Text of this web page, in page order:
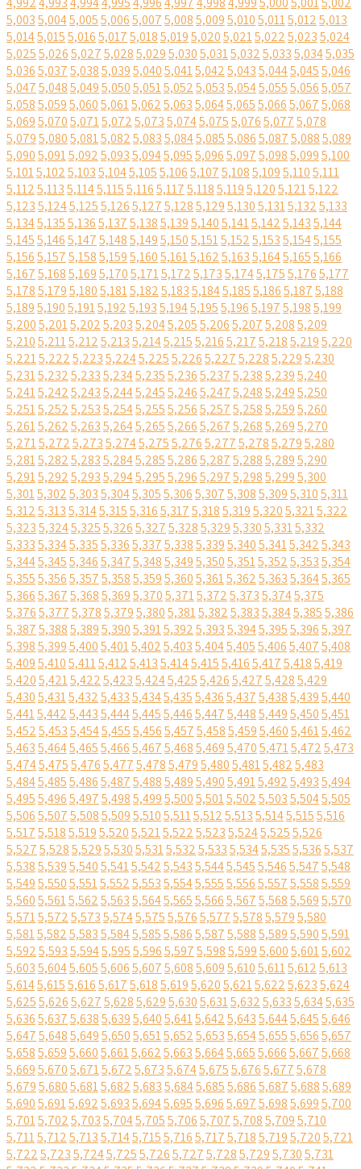
5,0035,0045,0055,0065,0075,0085,0095,0105,0115,0125,013
5,0145,0155,0165,0175,0185,0195,0205,0215,0225,0235,024
5,0255,0265,0275,0285,0295,0305,0315,0325,0335,0345,035
5,0365,0375,0385,0395,0405,0415,0425,0435,0445,0455,046
5,0475,0485,0495,0505,0515,0525,0535,0545,0555,0565,057
5,0585,0595,0605,0615,0625,0635,0645,0655,0665,0675,068
5,0695,0705,0715,0725,0735,0745,0755,0765,0775,078
5,0795,0805,0815,0825,0835,0845,0855,0865,0875,0885,089
5,0905,0915,0925,0935,0945,0955,0965,0975,0985,0995,100
5,1015,1025,1035,1045,1055,1065,1075,1085,1095,1105,111
5,1125,1135,1145,1155,1165,1175,1185,1195,1205,1215,122
5,1235,1245,1255,1265,1275,1285,1295,1305,1315,1325,133
5,1345,1355,1365,1375,1385,1395,1405,1415,1425,1435,144
5,1455,1465,1475,1485,1495,1505,1515,1525,1535,1545,155
5,1565,1575,1585,1595,1605,1615,1625,1635,1645,1655,166
5,1675,1685,1695,1705,1715,1725,1735,1745,1755,1765,177
5,1785,1795,1805,1815,1825,1835,1845,1855,1865,1875,188
5,1895,1905,1915,1925,1935,1945,1955,1965,1975,1985,199
5,2005,2015,2025,2035,2045,2055,2065,2075,2085,209
5,2105,2115,2125,2135,2145,2155,2165,2175,2185,2195,220
5,2215,2225,2235,2245,2255,2265,2275,2285,2295,230
5,2315,2325,2335,2345,2355,2365,2375,2385,2395,240
5,2415,2425,2435,2445,2455,2465,2475,2485,2495,250
5,2515,2525,2535,2545,2555,2565,2575,2585,2595,260
5,2615,2625,2635,2645,2655,2665,2675,2685,2695,270
5,2715,2725,2735,2745,2755,2765,2775,2785,2795,280
5,2815,2825,2835,2845,2855,2865,2875,2885,2895,290
5,2915,2925,2935,2945,2955,2965,2975,2985,2995,300
5,3015,3025,3035,3045,3055,3065,3075,3085,3095,3105,311
5,3125,3135,3145,3155,3165,3175,3185,3195,3205,3215,322
5,3235,3245,3255,3265,3275,3285,3295,3305,3315,332
5,3335,3345,3355,3365,3375,3385,3395,3405,3415,3425,343
5,3445,3455,3465,3475,3485,3495,3505,3515,3525,3535,354
5,3555,3565,3575,3585,3595,3605,3615,3625,3635,3645,365
5,3665,3675,3685,3695,3705,3715,3725,3735,3745,375
5,3765,3775,3785,3795,3805,3815,3825,3835,3845,3855,386
5,3875,3885,3895,3905,3915,3925,3935,3945,3955,3965,397
5,3985,3995,4005,4015,4025,4035,4045,4055,4065,4075,408
5,4095,4105,4115,4125,4135,4145,4155,4165,4175,4185,419
5,4205,4215,4225,4235,4245,4255,4265,4275,4285,429
5,4305,4315,4325,4335,4345,4355,4365,4375,4385,4395,440
5,4415,4425,4435,4445,4455,4465,4475,4485,4495,4505,451
5,4525,4535,4545,4555,4565,4575,4585,4595,4605,4615,462
5,4635,4645,4655,4665,4675,4685,4695,4705,4715,4725,473
5,4745,4755,4765,4775,4785,4795,4805,4815,4825,483
5,4845,4855,4865,4875,4885,4895,4905,4915,4925,4935,494
5,4955,4965,4975,4985,4995,5005,5015,5025,5035,5045,505
5,5065,5075,5085,5095,5105,5115,5125,5135,5145,5155,516
5,5175,5185,5195,5205,5215,5225,5235,5245,5255,526
5,5275,5285,5295,5305,5315,5325,5335,5345,5355,5365,537
5,5385,5395,5405,5415,5425,5435,5445,5455,5465,5475,548
5,5495,5505,5515,5525,5535,5545,5555,5565,5575,5585,559
5,5605,5615,5625,5635,5645,5655,5665,5675,5685,5695,570
5,5715,5725,5735,5745,5755,5765,5775,5785,5795,580
5,5815,5825,5835,5845,5855,5865,5875,5885,5895,5905,591
5,5925,5935,5945,5955,5965,5975,5985,5995,6005,6015,602
5,6035,6045,6055,6065,6075,6085,6095,6105,6115,6125,613
5,6145,6155,6165,6175,6185,6195,6205,6215,6225,6235,624
5,6255,6265,6275,6285,6295,6305,6315,6325,6335,6345,635
5,6365,6375,6385,6395,6405,6415,6425,6435,6445,6455,646
5,6475,6485,6495,6505,6515,6525,6535,6545,6555,6565,657
5,6585,6595,6605,6615,6625,6635,6645,6655,6665,6675,668
5,6695,6705,6715,6725,6735,6745,6755,6765,6775,678
5,6795,6805,6815,6825,6835,6845,6855,6865,6875,6885,689
5,6905,6915,6925,6935,6945,6955,6965,6975,6985,6995,700
5,7015,7025,7035,7045,7055,7065,7075,7085,7095,710
5,7115,7125,7135,7145,7155,7165,7175,7185,7195,7205,721
5,7225,7235,7245,7255,7265,7275,7285,7295,7305,731